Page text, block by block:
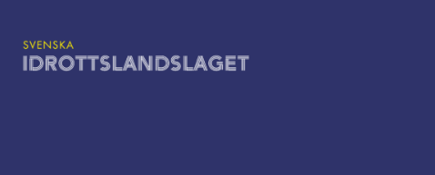
till
innehåll